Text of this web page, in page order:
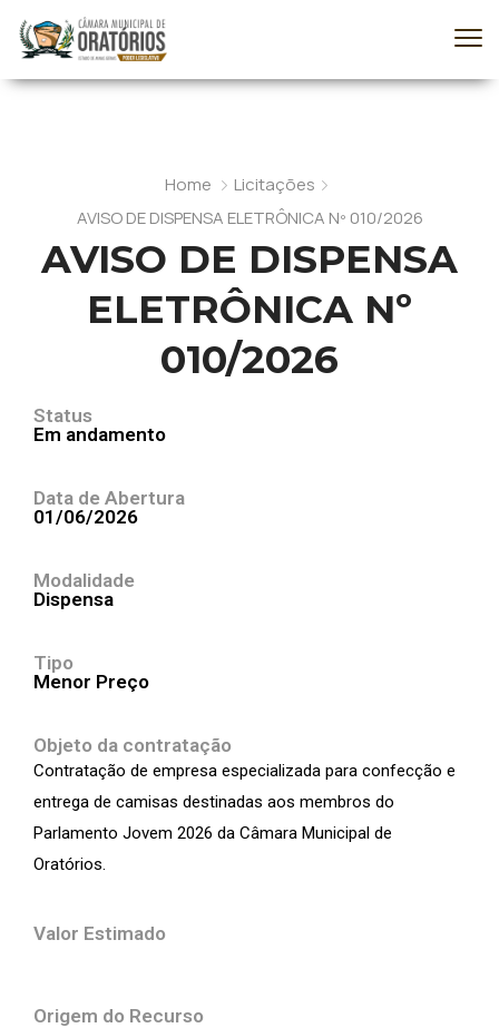
Home
Licitações
AVISO DE DISPENSA ELETRÔNICA Nº 010/2026
AVISO DE DISPENSA
ELETRÔNICA Nº
010/2026
Status
Em andamento
Data de Abertura
01/06/2026
Modalidade
Dispensa
Tipo
Menor Preço
Objeto da contratação
Contratação de empresa especializada para confecção e
entrega de camisas destinadas aos membros do
Parlamento Jovem 2026 da Câmara Municipal de
Oratórios.
Valor Estimado
Origem do Recurso